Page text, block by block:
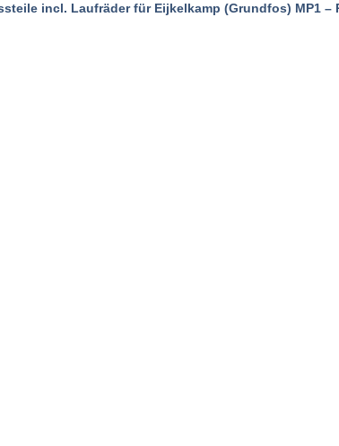
incl. Laufräder für Eijkelkamp (Grundfos) MP1 –